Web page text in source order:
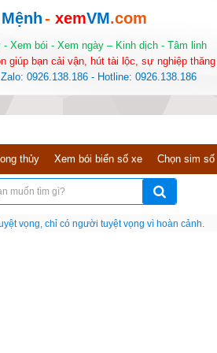
- xemVM.com
Xem bói - Xem ngày – Kinh dịch - Tâm linh
giúp bạn cải vận, hút tài lộc, sự nghiệp
0926.138.186 - Hotline: 0926.138.186
thủy Xem bói biển số xe Chọn sim số
cho dù đi vạn dặm đường cũng chỉ là anh đưa thư.